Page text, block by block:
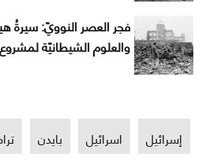
فجر العصر النوويّ: سيرةُ
والعلوم الشيطانيّة
إسرائيل اسرائيل بايدن